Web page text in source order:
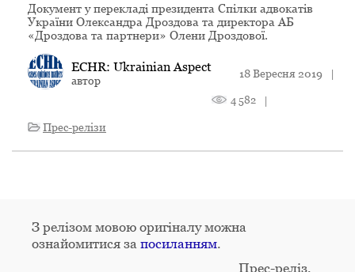
Документ у перекладі президента Спілки адвокатів
України Олександра Дроздова та директора АБ
«Дроздова та партнери» Олени Дроздової.
ECHR: Ukrainian Aspect
автор
18 Вересня 2019 |
4 582
|
Прес-релізи
З релізом мовою оригіналу можна
ознайомитися за посиланням.
Прес-реліз,